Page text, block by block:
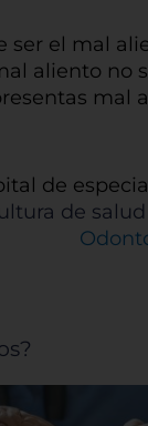
el mal
aliento
de
de
puede afectar
Más
dirigidas